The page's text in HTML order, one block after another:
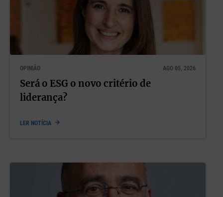
OPINIÃO AGO 05, 2026
Será o ESG o novo critério de
liderança?
LER NOTÍCIA